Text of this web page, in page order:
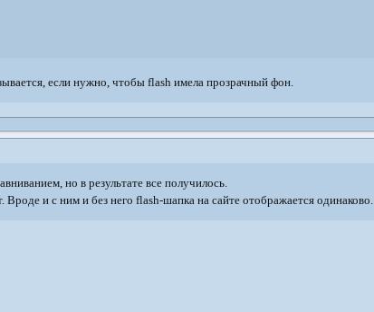
если нужно, чтобы flash имела прозрачный фон.
но в результате все получилось.
и с ним и без него flash-шапка на сайте отображается одинаково.